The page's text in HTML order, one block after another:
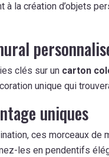
à la création d’objets
clés sur un carton
unique qui
uniques
ces morceaux de
les en pendentifs